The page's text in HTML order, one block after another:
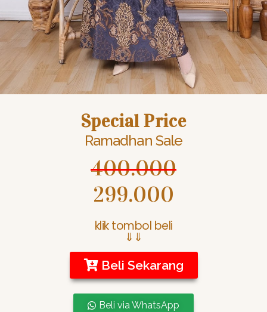
Special Price
Ramadhan Sale
400.000
299.000
klik tombol beli
⇓⇓
Beli Sekarang
Beli via WhatsApp